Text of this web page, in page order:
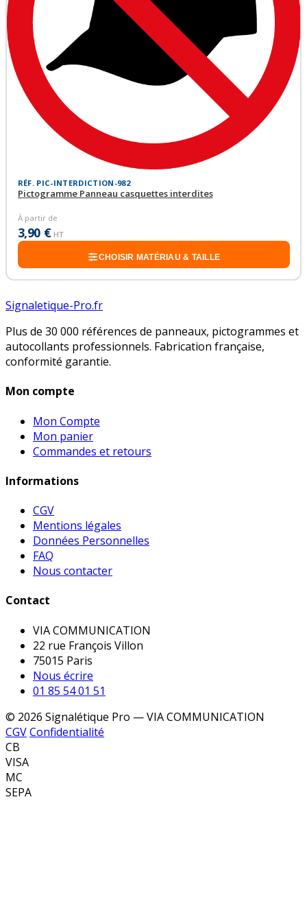
RÉF. PIC-INTERDICTION-982
Pictogramme Panneau casquettes interdites
À partir de
3,90 € HT
CHOISIR MATÉRIAU & TAILLE
Signaletique-Pro.fr
Plus de 30 000 références de panneaux, pictogrammes et
autocollants professionnels. Fabrication française,
conformité garantie.
Mon compte
Mon Compte
Mon panier
Commandes et retours
Informations
CGV
Mentions légales
Données Personnelles
FAQ
Nous contacter
Contact
VIA COMMUNICATION
22 rue François Villon
75015 Paris
Nous écrire
01 85 54 01 51
© 2026 Signalétique Pro — VIA COMMUNICATION
CGVConfidentialité
CB
VISA
MC
SEPA